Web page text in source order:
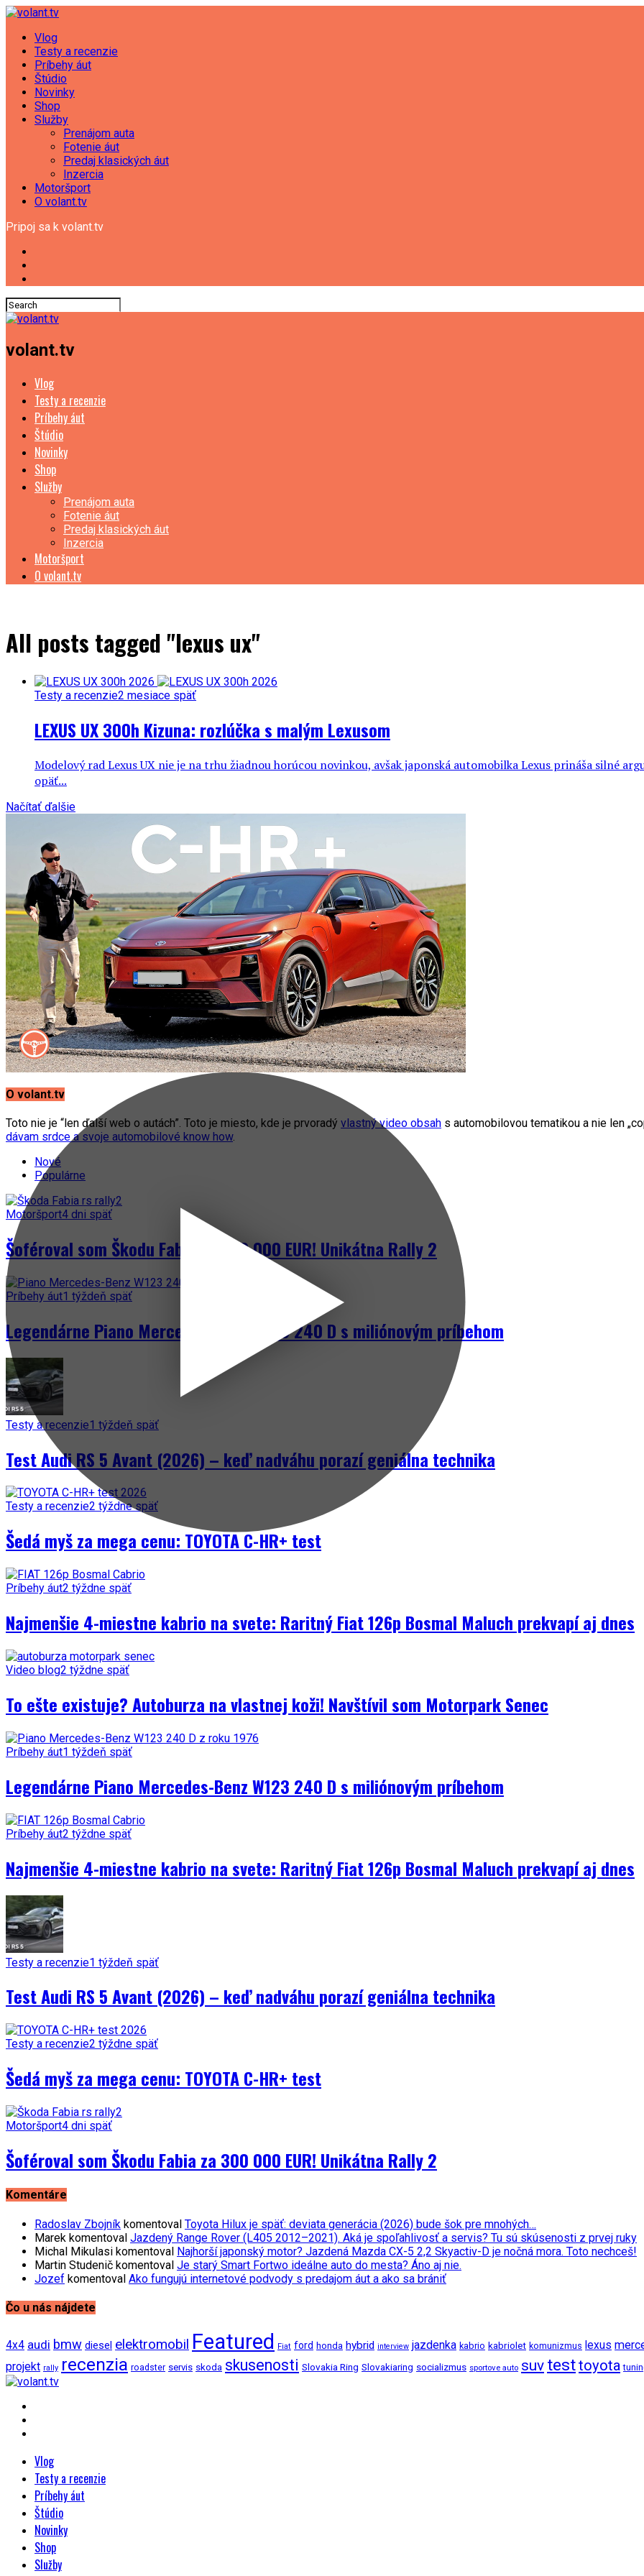
Vlog
Testy a recenzie
Príbehy áut
Štúdio
Novinky
Shop
Služby
Prenájom auta
Fotenie áut
Predaj klasických áut
Inzercia
Motoršport
O volant.tv
Pripoj sa k volant.tv
volant.tv
Vlog
Testy a recenzie
Príbehy áut
Štúdio
Novinky
Shop
Služby
Prenájom auta
Fotenie áut
Predaj klasických áut
Inzercia
Motoršport
O volant.tv
All posts tagged "lexus ux"
Testy a recenzie2 mesiace späť
LEXUS UX 300h Kizuna: rozlúčka s malým Lexusom
Modelový rad Lexus UX nie je na trhu žiadnou horúcou novinkou, avšak japonská automobilka Lexus prináša silné
opäť...
Načítať ďalšie
O volant.tv
Toto nie je “len ďalší web o autách”. Toto je miesto, kde je prvoradý vlastný video obsah s automobilovou tematikou a nie len
dávam srdce a svoje automobilové know how.
Nové
Populárne
Motoršport4 dni späť
Šoféroval som Škodu Fabia za 300 000 EUR! Unikátna Rally 2
Príbehy áut1 týždeň späť
Legendárne Piano Mercedes-Benz W123 240 D s miliónovým príbehom
Testy a recenzie1 týždeň späť
Test Audi RS 5 Avant (2026) – keď nadváhu porazí geniálna technika
Testy a recenzie2 týždne späť
Šedá myš za mega cenu: TOYOTA C-HR+ test
Príbehy áut2 týždne späť
Najmenšie 4-miestne kabrio na svete: Raritný Fiat 126p Bosmal Maluch prekvapí aj dnes
Video blog2 týždne späť
To ešte existuje? Autoburza na vlastnej koži! Navštívil som Motorpark Senec
Príbehy áut1 týždeň späť
Legendárne Piano Mercedes-Benz W123 240 D s miliónovým príbehom
Príbehy áut2 týždne späť
Najmenšie 4-miestne kabrio na svete: Raritný Fiat 126p Bosmal Maluch prekvapí aj dnes
Testy a recenzie1 týždeň späť
Test Audi RS 5 Avant (2026) – keď nadváhu porazí geniálna technika
Testy a recenzie2 týždne späť
Šedá myš za mega cenu: TOYOTA C-HR+ test
Motoršport4 dni späť
Šoféroval som Škodu Fabia za 300 000 EUR! Unikátna Rally 2
Komentáre
Radoslav Zbojník komentoval Toyota Hilux je späť: deviata generácia (2026) bude šok pre mnohých…
Marek komentoval Jazdený Range Rover (L405 2012–2021). Aká je spoľahlivosť a servis? Tu sú skúsenosti z prvej ruky
Michal Mikulasi komentoval Najhorší japonský motor? Jazdená Mazda CX-5 2,2 Skyactiv-D je nočná mora. Toto nechceš!
Martin Studenič komentoval Je starý Smart Fortwo ideálne auto do mesta? Áno aj nie.
Jozef komentoval Ako fungujú internetové podvody s predajom áut a ako sa brániť
Čo u nás nájdete
4x4 audi bmw diesel elektromobil Featured Fiat ford honda hybrid interview jazdenka kabrio kabriolet komunizmus lexus
projekt rally recenzia roadster servis skoda skusenosti Slovakia Ring Slovakiaring socializmus sportove auto suv testtoyota
Vlog
Testy a recenzie
Príbehy áut
Štúdio
Novinky
Shop
Služby